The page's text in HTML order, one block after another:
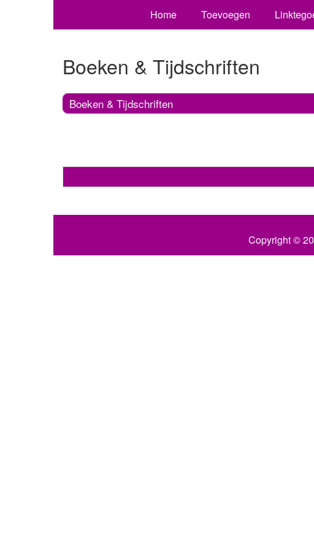
Home Toevoegen
Boeken & Tijdschriften
Boeken & Tijdschriften
Copyright ©